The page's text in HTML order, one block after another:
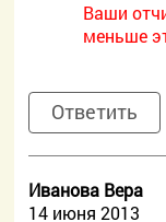
Ваши
меньше
Ответить
Иванова Вера
14 июня 2013